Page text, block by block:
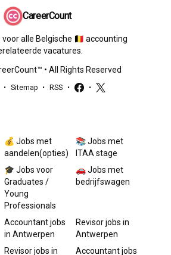
CareerCount
voor alle Belgische 🇧🇪 accounting
vacatures.
™ • All Rights Reserved
• Sitemap • RSS • •
💰 Jobs met
aandelen(opties)
📚 Jobs met
ITAA stage
🎓 Jobs voor
Graduates /
Young
Professionals
🚗 Jobs met
bedrijfswagen
Accountantjobs
in Antwerpen
Revisorjobs in
Antwerpen
Revisorjobs in Accountantjobs